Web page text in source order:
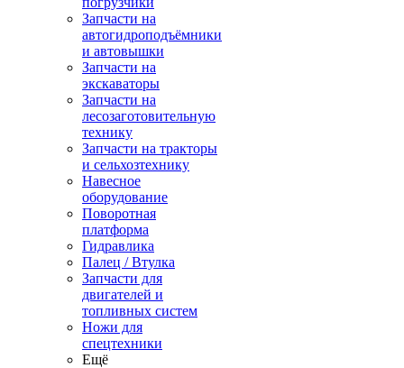
Запчасти на
автогидроподъёмники
и автовышки
Запчасти на
экскаваторы
Запчасти на
лесозаготовительную
технику
Запчасти на тракторы
и сельхозтехнику
Навесное
оборудование
Поворотная
платформа
Гидравлика
Палец / Втулка
Запчасти для
двигателей и
топливных систем
Ножи для
спецтехники
Ещё